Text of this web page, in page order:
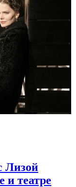
Лизой
и театре